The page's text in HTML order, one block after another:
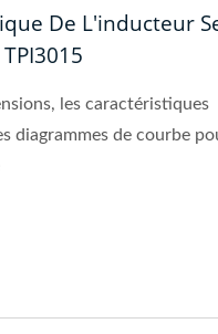
De L'inducteur
les caractéristiques
diagrammes de courbe